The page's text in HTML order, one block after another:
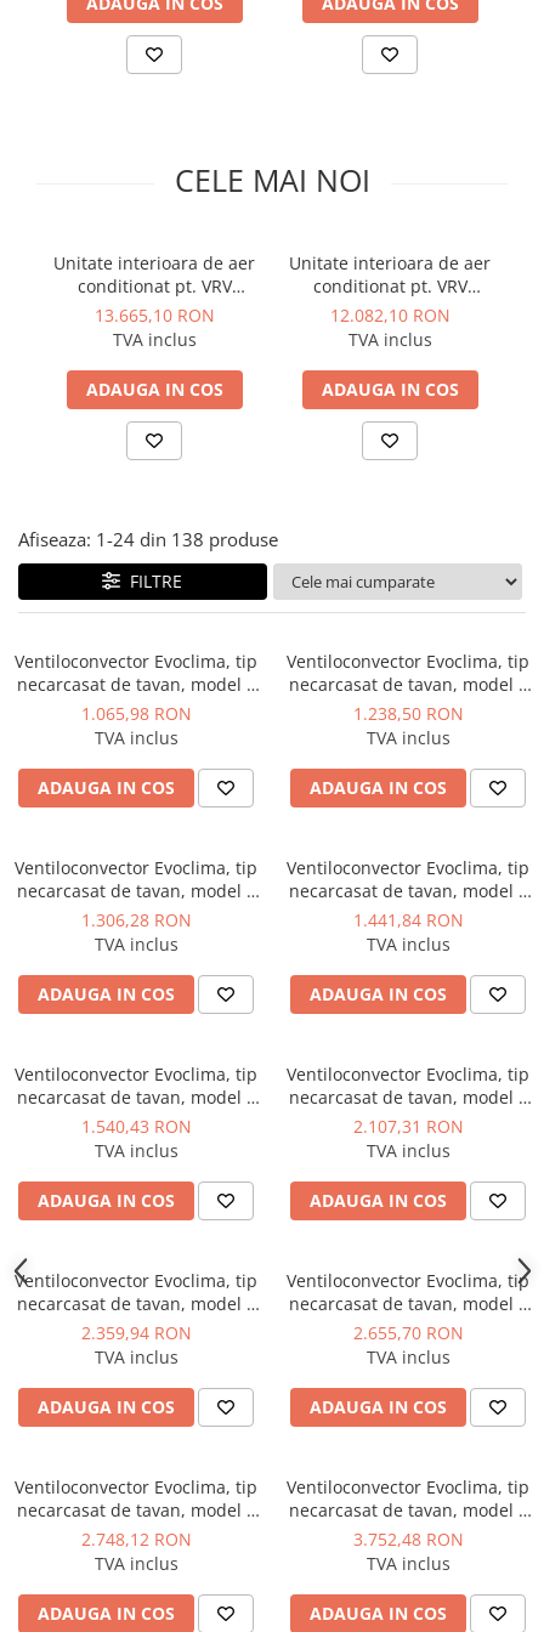
Solutii de curatare si tratare
Schimbatoare de caldura
Pompe de caldura
Incalzitoare pe motorina / gaz
Distribuitoare si butelii de
egalizare
Pompe de circulatie si accesorii
Vase de expansiune termice
Detectoare si regulatoare de gaz si
Producere apa calda menajera
Rezervoare de acumulare
Instant apa calda pe gaz / GPL
Panouri solare si fotovoltaice
Panouri solare plane
Pachete complete panouri solare
solare
Ventilatie si climatizare
Aparate de aer conditionat
Perdele de aer
Chillere
incalzire
Dulapuri pentru climatizare
Unitati motocondensante
Sisteme evaporative de climatizare
Ventilatoare pentru baie
Filtrare si odorizare aer
Recuperatoare de caldura
Accesorii echipamente de
ventilatie si climatizare
Instalatii de apa si canalizare
Canalizare interioara
Canalizare exterioara
Canalizare pluviala
Distributie apa
CELE MAI NOI
Unitate interioara de aer
conditionat pt. VRV
Samsung tip duct de
mare presiune 96000 BTU
13.665,10 RON
TVA inclus
ADAUGA IN COS
Unitate interioara de aer
conditionat pt. VRV
Samsung tip duct de
mare presiune 75000 BTU
12.082,10 RON
TVA inclus
ADAUGA IN COS
Afiseaza: 1-24 din 138 produse
FILTRE
Ventiloconvector Evoclima, tip
necarcasat de tavan, model 3
randuri FC3 20 2,44 kw
1.065,98 RON
TVA inclus
ADAUGA IN COS
Ventiloconvector Evoclima, tip
necarcasat de tavan, model 3
randuri FC3 35 3,49 kw
1.238,50 RON
TVA inclus
ADAUGA IN COS
Ventiloconvector Evoclima, tip
necarcasat de tavan, model 3
randuri FC3 40 3,92 kw
1.306,28 RON
TVA inclus
ADAUGA IN COS
Ventiloconvector Evoclima, tip
necarcasat de tavan, model 3
randuri FC3 50 4,36 kw
1.441,84 RON
TVA inclus
ADAUGA IN COS
Ventiloconvector Evoclima, tip
necarcasat de tavan, model 3
randuri FC3 60 5,45 kw
1.540,43 RON
TVA inclus
ADAUGA IN COS
Ventiloconvector Evoclima, tip
necarcasat de tavan, model 3
randuri FC3 70 6,70 kw
2.107,31 RON
TVA inclus
ADAUGA IN COS
Ventiloconvector Evoclima, tip
necarcasat de tavan, model 3
randuri FC3 100 9,03 kw
2.359,94 RON
TVA inclus
ADAUGA IN COS
Ventiloconvector Evoclima, tip
necarcasat de tavan, model 3
randuri FC3 110 10,35 kw
2.655,70 RON
TVA inclus
ADAUGA IN COS
Ventiloconvector Evoclima, tip
necarcasat de tavan, model 3
randuri FC3 120 11,43 kw
2.748,12 RON
TVA inclus
ADAUGA IN COS
Ventiloconvector Evoclima, tip
necarcasat de tavan, model 3
randuri FC3 140 13,11 kw
3.752,48 RON
TVA inclus
ADAUGA IN COS